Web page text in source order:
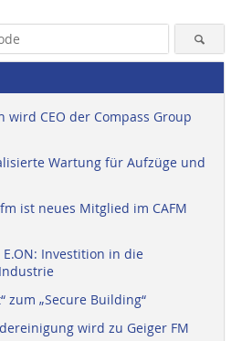
wird CEO der Compass Group
Wartung für Aufzüge und
ist neues Mitglied im CAFM
E.ON: Investition in die
zum „Secure Building“
wird zu Geiger FM